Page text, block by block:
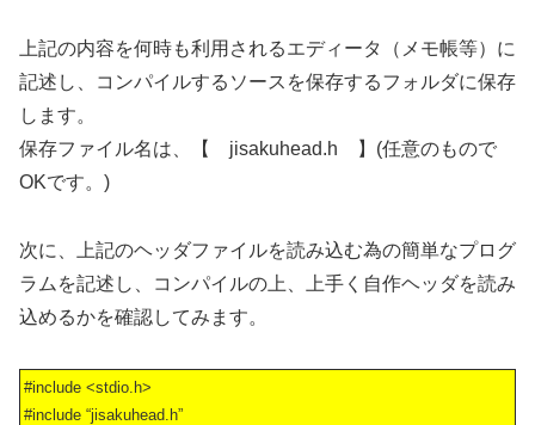
上記の内容を何時も利用されるエディータ（メモ帳等）に
記述し、コンパイルするソースを保存するフォルダに保存
します。
保存ファイル名は、【 jisakuhead.h 】(任意のもので
OKです。)
次に、上記のヘッダファイルを読み込む為の簡単なプログ
ラムを記述し、コンパイルの上、上手く自作ヘッダを読み
込めるかを確認してみます。
#include <stdio.h>
#include “jisakuhead.h”